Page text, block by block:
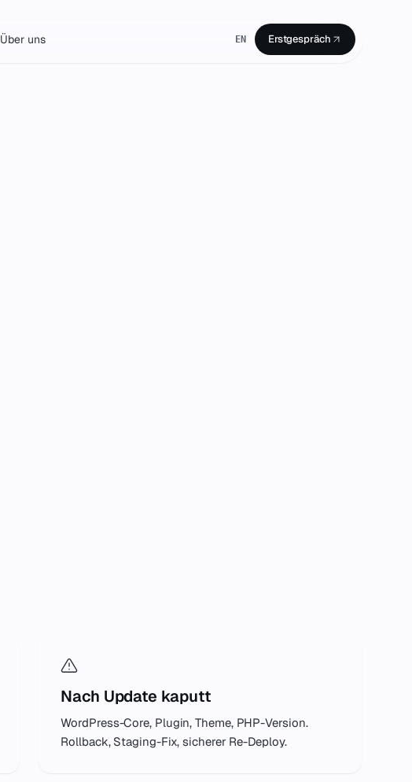
Über uns EN Erstgespräch
Nach Update kaputt
WordPress-Core, Plugin, Theme, PHP-Version.
Rollback, Staging-Fix, sicherer Re-Deploy.